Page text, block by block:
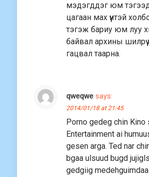
мэдэгддэг юм
цагаан мах үүнтэй
тэгэж бариу юм луу
байвал архины шилрүү
гацвал таарна.
qweqwe says:
2014/01/18 at 21:45
Porno gedeg chin Kino
Entertainment ai
gesen arga. Ted nar
bgaa ulsuud bugd
gedgiig